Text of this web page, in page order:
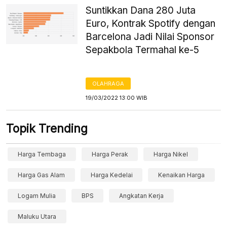
Suntikkan Dana 280 Juta
Euro, Kontrak Spotify dengan
Barcelona Jadi Nilai Sponsor
Sepakbola Termahal ke-5
OLAHRAGA
19/03/2022 13:00 WIB
Topik Trending
Harga Tembaga Harga Perak Harga Nikel
Harga Gas Alam Harga Kedelai Kenaikan Harga
Logam Mulia BPS Angkatan Kerja
Maluku Utara